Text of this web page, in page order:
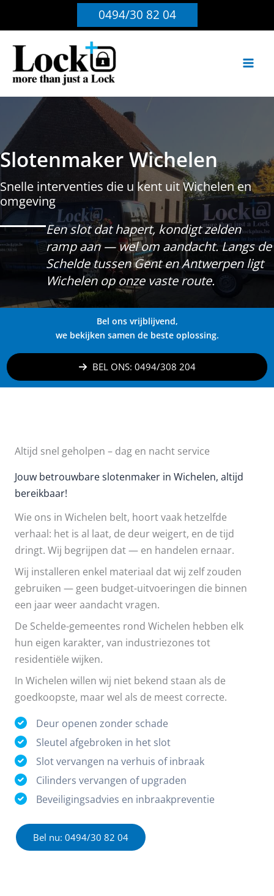
0494/30 82 04
Slotenmaker Wichelen
Snelle interventies die u kent uit Wichelen en
omgeving
Een slot dat hapert, kondigt zelden
ramp aan — wel om aandacht. Langs de
Schelde tussen Gent en Antwerpen ligt
Wichelen op onze vaste route.
Bel ons vrijblijvend,
we bekijken samen de beste oplossing.
BEL ONS: 0494/308 204
Altijd snel geholpen – dag en nacht service
Jouw betrouwbare slotenmaker in Wichelen, altijd
bereikbaar!
Wie ons in Wichelen belt, hoort vaak hetzelfde
verhaal: het is al laat, de deur weigert, en de tijd
dringt. Wij begrijpen dat — en handelen ernaar.
Wij installeren enkel materiaal dat wij zelf zouden
gebruiken — geen budget-uitvoeringen die binnen
een jaar weer aandacht vragen.
De Schelde-gemeentes rond Wichelen hebben elk
hun eigen karakter, van industriezones tot
residentiële wijken.
In Wichelen willen wij niet bekend staan als de
goedkoopste, maar wel als de meest correcte.
Deur openen zonder schade
Sleutel afgebroken in het slot
Slot vervangen na verhuis of inbraak
Cilinders vervangen of upgraden
Beveiligingsadvies en inbraakpreventie
Bel nu: 0494/30 82 04